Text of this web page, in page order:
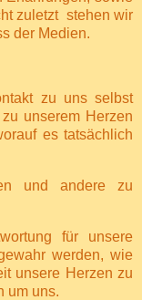
zuletzt stehen wir
der Medien.
zu uns selbst
unserem Herzen
es tatsächlich
und andere zu
für unsere
werden, wie
unsere Herzen zu
um uns.